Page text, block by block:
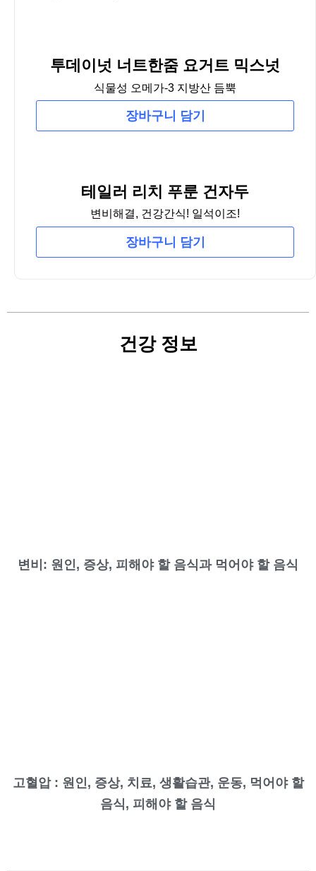
투데이넛 너트한줌 요거트 믹스넛
식물성 오메가-3 지방산 듬뿍
장바구니 담기
테일러 리치 푸룬 건자두
변비해결, 건강간식! 일석이조!
장바구니 담기
건강 정보
변비: 원인, 증상, 피해야 할 음식과 먹어야 할 음식
고혈압 : 원인, 증상, 치료, 생활습관, 운동, 먹어야 할
음식, 피해야 할 음식